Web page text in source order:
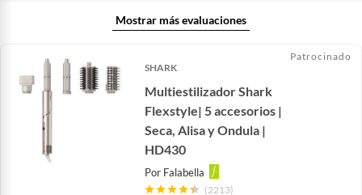
Mostrar más evaluaciones
SHARK
Multiestilizador Shark
Flexstyle| 5 accesorios |
Seca, Alisa y Ondula |
HD430
Por Falabella
(2213)
Patrocinado